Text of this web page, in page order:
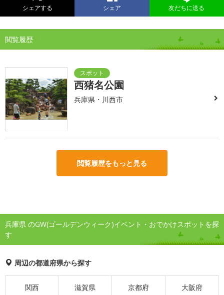
シェアする シェア 友だちに送る
閲覧履歴
西猪名公園
兵庫県・川西市
閲覧履歴をもっと見る
兵庫県 のGW(ゴールデンウィーク)イベント・おでかけスポットを探
す
周辺の都道府県から探す
関西 滋賀県 京都府 大阪府